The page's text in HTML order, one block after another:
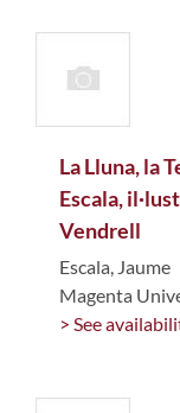
La Lluna, la
Escala,
Vendrell
Escala, Jaume
Magenta
> See